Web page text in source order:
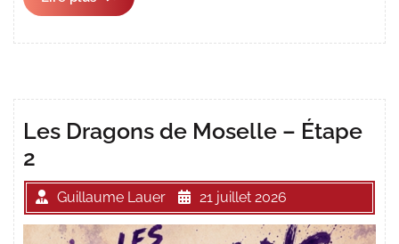
plus
Les Dragons de Moselle – Étape
2
Guillaume Lauer 21 juillet 2026